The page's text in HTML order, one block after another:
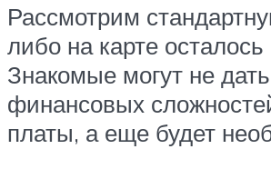
Рассмотрим
либо на карте
Знакомые могут не
финансовых
платы, а еще будет